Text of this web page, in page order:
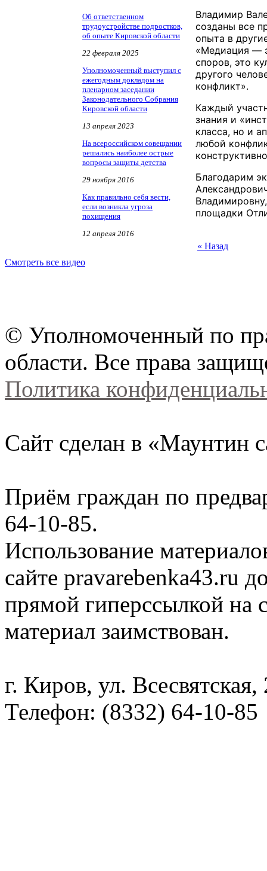
Об ответственном
трудоустройстве подростков,
об опыте Кировской области
22 февраля 2025
Уполномоченный выступил с
ежегодным докладом на
пленарном заседании
Законодательного Собрания
Кировской области
13 апреля 2023
На всероссийском совещании
решались наиболее острые
вопросы защиты детства
29 ноября 2016
Как правильно себя вести,
если возникла угроза
похищения
12 апреля 2016
Смотреть все видео
Владимир
созданы все
опыта в
​«Медиация —
споров, это
другого
конфликт».
​Каждый
знания и
класса, но и
любой
Благодарим
площадки
« Назад
© Уполномоченный по
области. Все права
Политика
Сайт сделан в «Маунтин
Приём граждан по
64-10-85.
Использование
сайте pravarebenka43.ru
прямой гиперссылкой на
материал заимствован.
г. Киров, ул. Всесвятская,
Телефон: (8332) 64-10-85